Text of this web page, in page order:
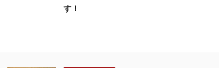
す！